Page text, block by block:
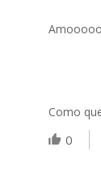
Como
0